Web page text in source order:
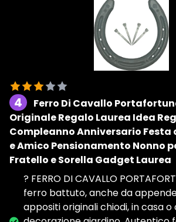
4
Ferro Di Cavallo
Originale Regalo Laurea Idea
Compleanno Anniversario Festa
e Amico Pensionamento Nonno
Fratello e Sorella Gadget Laurea
? FERRO DI CAVALLO
ferro battuto, anche da
appositi originali chiodi, in casa